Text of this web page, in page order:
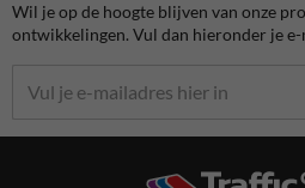
Wil je op de hoogte blijven van onze
ontwikkelingen. Vul dan hieronder je